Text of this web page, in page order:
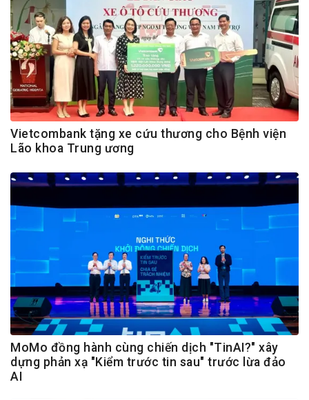
Vietcombank tặng xe cứu thương cho Bệnh viện
Lão khoa Trung ương
MoMo đồng hành cùng chiến dịch "TinAI?" xây
dựng phản xạ "Kiểm trước tin sau" trước lừa đảo
AI